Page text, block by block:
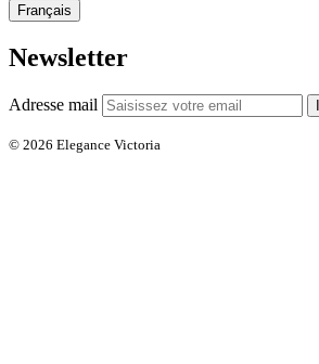
Français
Newsletter
Adresse mail
© 2026 Elegance Victoria